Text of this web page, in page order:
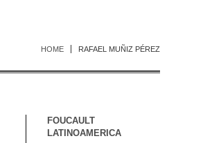
HOME RAFAEL MUÑIZ PÉREZ
FOUCAULT
LATINOAMERICA